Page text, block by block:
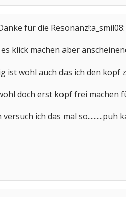
für die Resonanz!:a_smil08:
klick machen aber
ist wohl auch das ich den kopf
doch erst kopf frei machen
versuch ich das mal